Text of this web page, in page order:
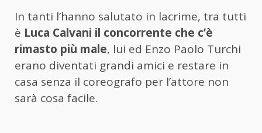
In tanti l’hanno salutato in lacrime, tra tutti
è Luca Calvani il concorrente che c’è
rimasto più male, lui ed Enzo Paolo Turchi
erano diventati grandi amici e restare in
casa senza il coreografo per l’attore non
sarà cosa facile.